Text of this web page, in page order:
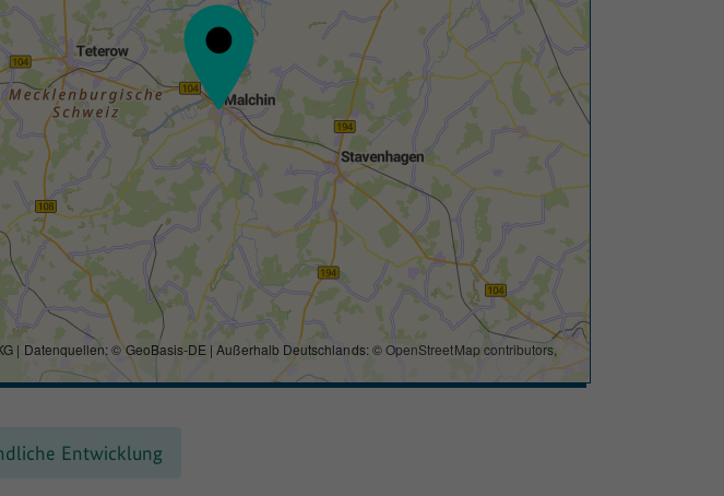
| Datenquellen: © GeoBasis-DE | Außerhalb Deutschlands: ©OpenStreetMap contributors,
Entwicklung